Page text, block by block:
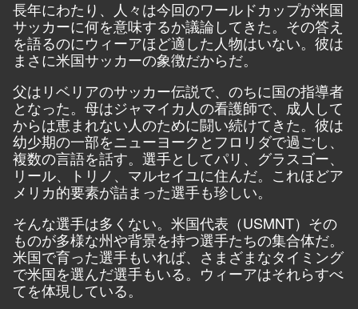
長年にわたり、人々は今回のワールドカップが米国
サッカーに何を意味するか議論してきた。その答え
を語るのにウィーアほど適した人物はいない。彼は
まさに米国サッカーの象徴だからだ。
父はリベリアのサッカー伝説で、のちに国の指導者
となった。母はジャマイカ人の看護師で、成人して
からは恵まれない人のために闘い続けてきた。彼は
幼少期の一部をニューヨークとフロリダで過ごし、
複数の言語を話す。選手としてパリ、グラスゴー、
リール、トリノ、マルセイユに住んだ。これほどア
メリカ的要素が詰まった選手も珍しい。
そんな選手は多くない。米国代表（USMNT）その
ものが多様な州や背景を持つ選手たちの集合体だ。
米国で育った選手もいれば、さまざまなタイミング
で米国を選んだ選手もいる。ウィーアはそれらすべ
てを体現している。